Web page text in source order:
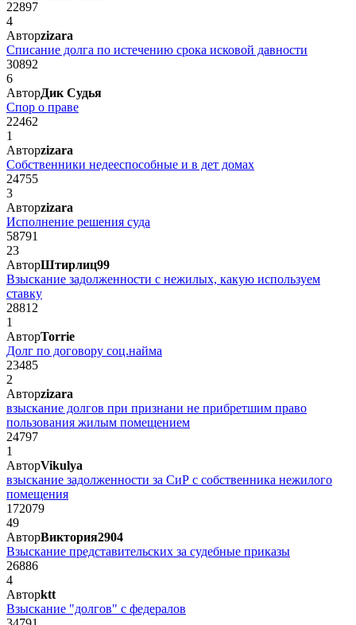
22897
4
Авторzizara
Списание долга по истечению срока исковой давности
30892
6
АвторДик Судья
Спор о праве
22462
1
Авторzizara
Собственники недееспособные и в дет домах
24755
3
Авторzizara
Исполнение решения суда
58791
23
АвторШтирлиц99
Взыскание задолженности с нежилых, какую используем
ставку
28812
1
АвторTorrie
Долг по договору соц.найма
23485
2
Авторzizara
взыскание долгов при признани не прибретшим право
пользования жилым помещением
24797
1
АвторVikulya
взыскание задолженности за СиР с собственника нежилого
помещения
172079
49
АвторВиктория2904
Взыскание представительских за судебные приказы
26886
4
Авторktt
Взыскание "долгов" с федералов